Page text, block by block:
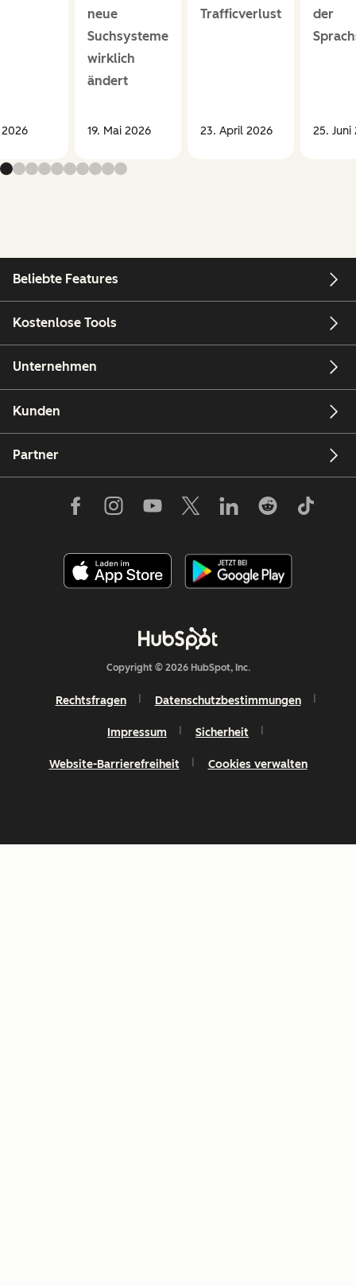
neue
Suchsysteme
wirklich
ändert
19. Mai 2026
Trafficverlust
23. April 2026
der
25. Juni
Beliebte Features
Kostenlose Tools
Unternehmen
Kunden
Partner
Copyright © 2026 HubSpot, Inc.
Rechtsfragen Datenschutzbestimmungen
Impressum Sicherheit
Website-Barrierefreiheit Cookies verwalten